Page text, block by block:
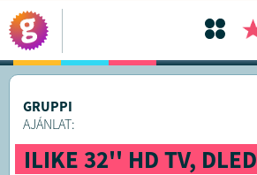
GRUPPI
AJÁNLAT:
ILIKE 32'' HD TV, DLED